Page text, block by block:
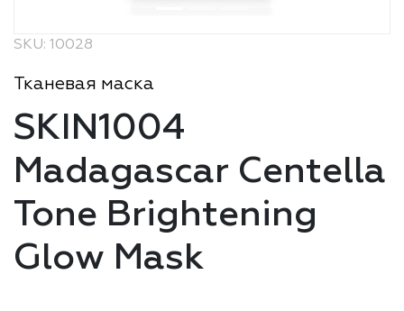
SKU: 10028
Тканевая маска
SKIN1004
Madagascar Centella
Tone Brightening
Glow Mask